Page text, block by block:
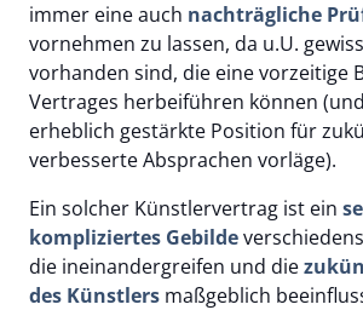
immer eine auch nachträgliche
vornehmen zu lassen, da u.U.
vorhanden sind, die eine vorzeitige
Vertrages herbeiführen können
erheblich gestärkte Position für
verbesserte Absprachen vorläge).
Ein solcher Künstlervertrag ist ein
kompliziertes Gebilde
die ineinandergreifen und die
des Künstlers maßgeblich